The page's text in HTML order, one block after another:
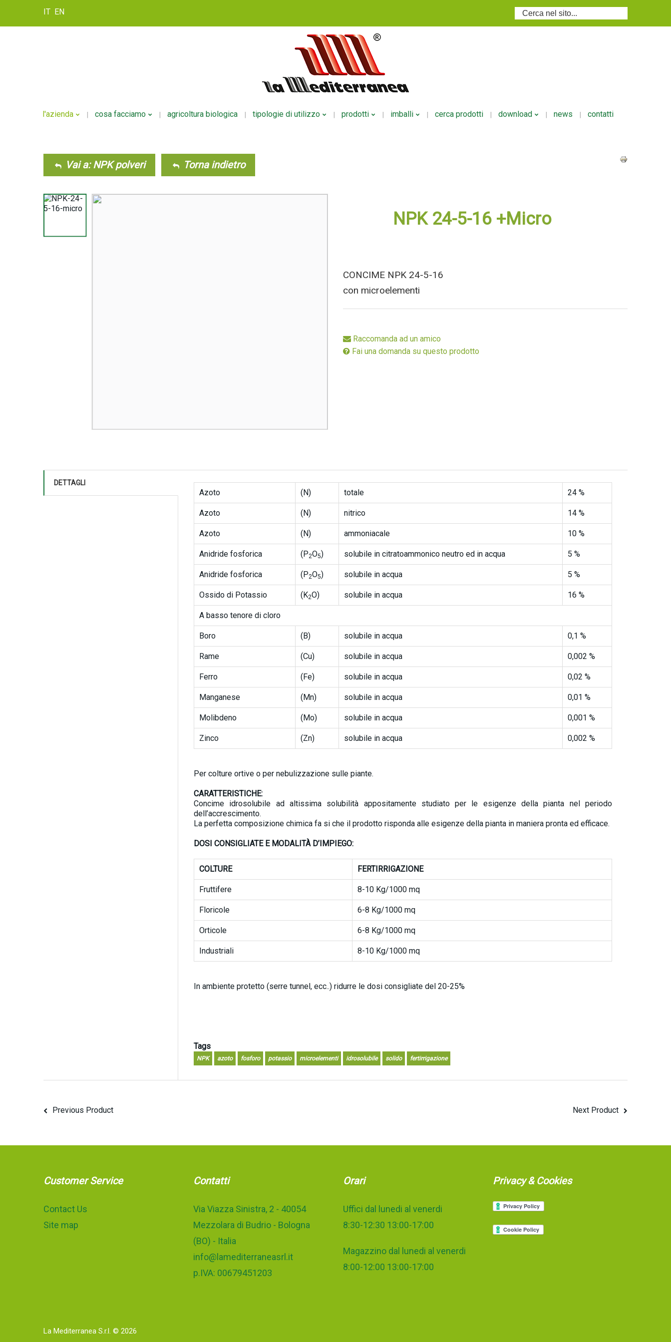
Cerca...
IT EN
l'azienda
Storia
Politica Della Qualità
cosa facciamo
Formulazione
Personalizzazione
agricoltura biologica tipologie di utilizzo prodotti imballi cerca prodotti download news contatti
Vai a: NPK polveri Torna indietro
NPK 24-5-16 +Micro
CONCIME NPK 24-5-16
con microelementi
Raccomanda ad un amico
Fai una domanda su questo prodotto
DETTAGLI
Azoto (N) totale 24 %
Azoto (N) nitrico 14 %
Azoto (N) ammoniacale 10 %
Anidride fosforica (P2O5) solubile in citratoammonico neutro ed in acqua 5 %
Anidride fosforica (P2O5) solubile in acqua 5 %
Ossido di Potassio (K2O) solubile in acqua 16 %
A basso tenore di cloro
Boro (B) solubile in acqua 0,1 %
Rame (Cu) solubile in acqua 0,002 %
Ferro (Fe) solubile in acqua 0,02 %
Manganese (Mn) solubile in acqua 0,01 %
Molibdeno (Mo) solubile in acqua 0,001 %
Zinco (Zn) solubile in acqua 0,002 %
Per colture ortive o per nebulizzazione sulle piante.
CARATTERISTICHE:
Concime idrosolubile ad altissima solubilità appositamente studiato per le esigenze della pianta nel periodo
dell’accrescimento.
La perfetta composizione chimica fa si che il prodotto risponda alle esigenze della pianta in maniera pronta ed efficace.
DOSI CONSIGLIATE E MODALITÀ D’IMPIEGO:
COLTURE FERTIRRIGAZIONE
Fruttifere 8-10 Kg/1000 mq
Floricole 6-8 Kg/1000 mq
Orticole 6-8 Kg/1000 mq
Industriali 8-10 Kg/1000 mq
In ambiente protetto (serre tunnel, ecc..) ridurre le dosi consigliate del 20-25%
Tags
NPK azoto fosforo potassio microelementi idrosolubile solido fertirrigazione
Previous Product Next Product
Customer Service
Contact Us
Site map
Contatti
Via Viazza Sinistra, 2 - 40054
Mezzolara di Budrio - Bologna
(BO) - Italia
info@lamediterraneasrl.it
p.IVA: 00679451203
Orari
Uffici dal lunedi al venerdi
8:30-12:30 13:00-17:00
Magazzino dal lunedi al venerdi
8:00-12:00 13:00-17:00
Privacy & Cookies
La Mediterranea S.r.l. © 2026